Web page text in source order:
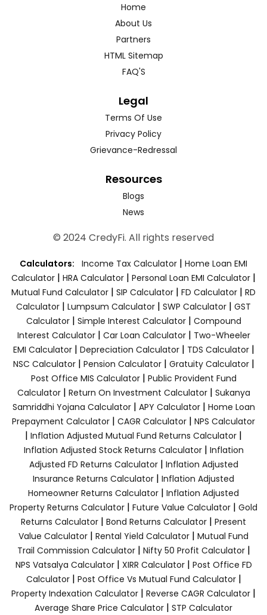
Home
About Us
Partners
HTML Sitemap
FAQ'S
Legal
Terms Of Use
Privacy Policy
Grievance-Redressal
Resources
Blogs
News
© 2024 CredyFi. All rights reserved
Calculators: Income Tax Calculator | Home Loan EMI
Calculator | HRA Calculator | Personal Loan EMI Calculator |
Mutual Fund Calculator | SIP Calculator | FD Calculator | RD
Calculator | Lumpsum Calculator | SWP Calculator | GST
Calculator| Simple Interest Calculator| Compound
Interest Calculator| Car Loan Calculator| Two-Wheeler
EMI Calculator| Depreciation Calculator| TDS Calculator|
NSC Calculator| Pension Calculator| Gratuity Calculator|
Post Office MIS Calculator| Public Provident Fund
Calculator| Return On Investment Calculator| Sukanya
Samriddhi Yojana Calculator| APY Calculator| Home Loan
Prepayment Calculator | CAGR Calculator | NPS Calculator
| Inflation Adjusted Mutual Fund Returns Calculator |
Inflation Adjusted Stock Returns Calculator| Inflation
Adjusted FD Returns Calculator| Inflation Adjusted
Insurance Returns Calculator | Inflation Adjusted
Homeowner Returns Calculator | Inflation Adjusted
Property Returns Calculator | Future Value Calculator | Gold
Returns Calculator | Bond Returns Calculator | Present
Value Calculator | Rental Yield Calculator | Mutual Fund
Trail Commission Calculator| Nifty 50 Profit Calculator|
NPS Vatsalya Calculator| XIRR Calculator| Post Office FD
Calculator| Post Office Vs Mutual Fund Calculator|
Property Indexation Calculator | Reverse CAGR Calculator |
Average Share Price Calculator | STP Calculator